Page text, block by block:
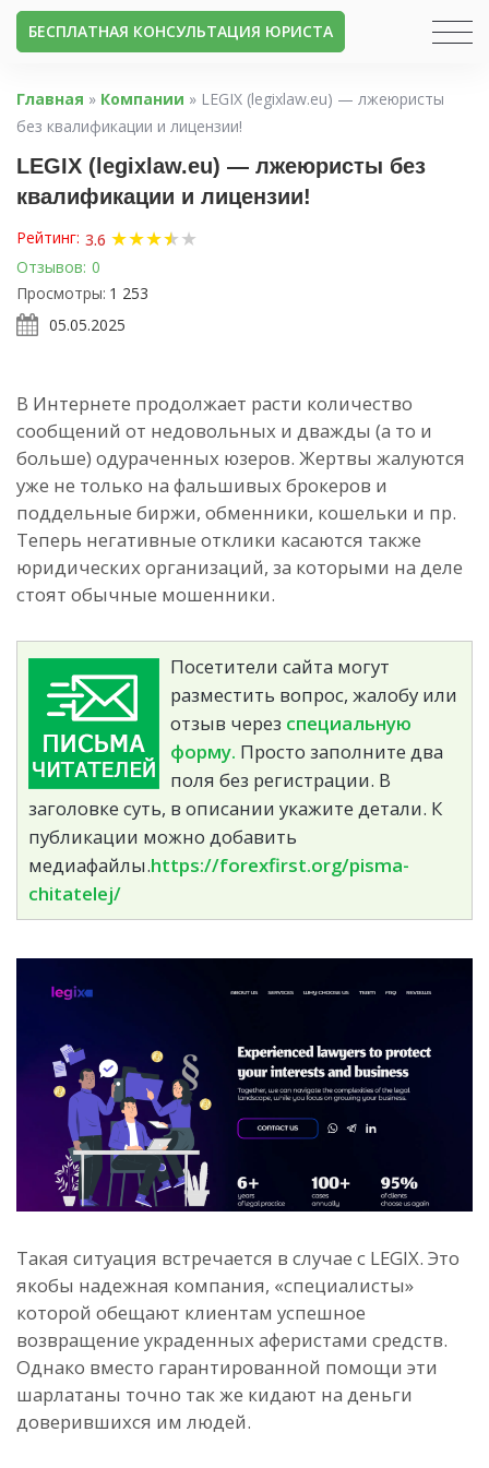
БЕСПЛАТНАЯ КОНСУЛЬТАЦИЯ ЮРИСТА
Главная » Компании » LEGIX (legixlaw.eu) — лжеюристы
без квалификации и лицензии!
LEGIX (legixlaw.eu) — лжеюристы без
квалификации и лицензии!
Рейтинг: 3.6 ★★★★
★★
Отзывов: 0
Просмотры: 1 253
05.05.2025
В Интернете продолжает расти количество
сообщений от недовольных и дважды (а то и
больше) одураченных юзеров. Жертвы жалуются
уже не только на фальшивых брокеров и
поддельные биржи, обменники, кошельки и пр.
Теперь негативные отклики касаются также
юридических организаций, за которыми на деле
стоят обычные мошенники.
Посетители сайта могут
разместить вопрос, жалобу или
отзыв через специальную
форму. Просто заполните два
поля без регистрации. В
заголовке суть, в описании укажите детали. К
публикации можно добавить
медиафайлы.https://forexfirst.org/pisma-
chitatelej/
Такая ситуация встречается в случае с LEGIX. Это
якобы надежная компания, «специалисты»
которой обещают клиентам успешное
возвращение украденных аферистами средств.
Однако вместо гарантированной помощи эти
шарлатаны точно так же кидают на деньги
доверившихся им людей.